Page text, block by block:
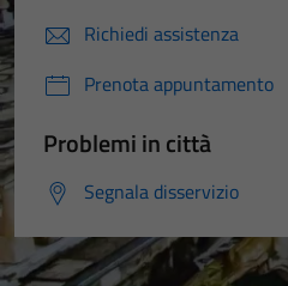
Richiedi assistenza
Prenota appuntamento
Problemi in città
Segnala disservizio